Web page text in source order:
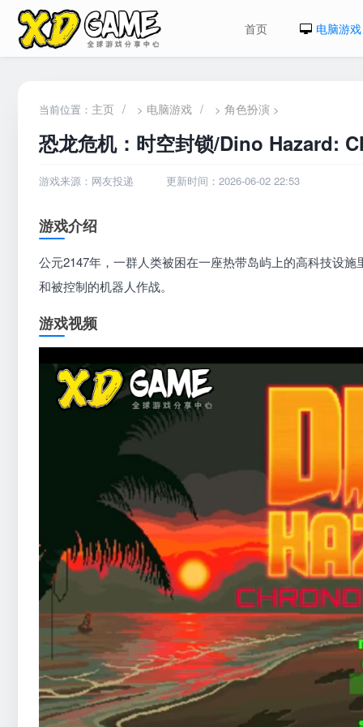
首页 电脑游戏
当前位置： 主页 / > 电脑游戏 / > 角色扮演 >
恐龙危机：时空封锁/Dino Hazard:
游戏来源：网友投递 更新时间：2026-06-02 22:53
游戏介绍
公元2147年，一群人类被困在一座热带岛屿上的高科技设
和被控制的机器人作战。
游戏视频